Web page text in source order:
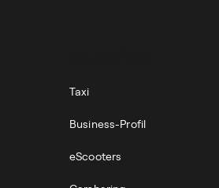
Taxi
Business-Profil
eScooters